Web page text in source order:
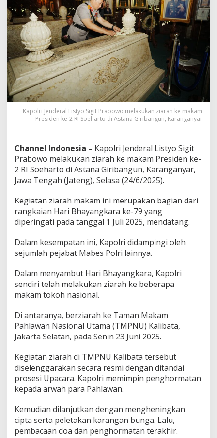
k
e
M
a
k
a
m
P
r
e
s
i
d
e
I
k
e
-
2
o
e
h
a
t
o
Kapolri Jenderal Listyo Sigit Prabowo melakukan ziarah ke makam
Presiden ke-2 RI Soeharto di Astana Giribangun, Karanganyar
Channel Indonesia – Kapolri Jenderal Listyo Sigit
Prabowo melakukan ziarah ke makam Presiden ke-
2 RI Soeharto di Astana Giribangun, Karanganyar,
Jawa Tengah (Jateng), Selasa (24/6/2025).
Kegiatan ziarah makam ini merupakan bagian dari
rangkaian Hari Bhayangkara ke-79 yang
diperingati pada tanggal 1 Juli 2025, mendatang.
Dalam kesempatan ini, Kapolri didampingi oleh
sejumlah pejabat Mabes Polri lainnya.
Dalam menyambut Hari Bhayangkara, Kapolri
sendiri telah melakukan ziarah ke beberapa
makam tokoh nasional.
Di antaranya, berziarah ke Taman Makam
Pahlawan Nasional Utama (TMPNU) Kalibata,
Jakarta Selatan, pada Senin 23 Juni 2025.
Kegiatan ziarah di TMPNU Kalibata tersebut
diselenggarakan secara resmi dengan ditandai
prosesi Upacara. Kapolri memimpin penghormatan
kepada arwah para Pahlawan.
Kemudian dilanjutkan dengan mengheningkan
cipta serta peletakan karangan bunga. Lalu,
pembacaan doa dan penghormatan terakhir.